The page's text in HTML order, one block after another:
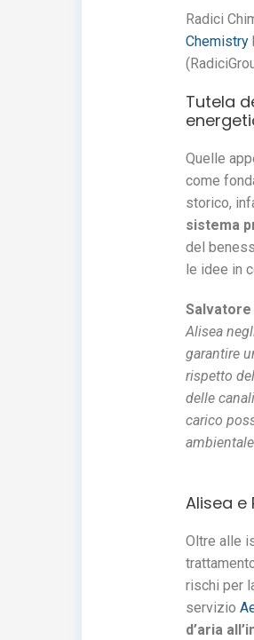
Radici
Chemistry
Tutela
Quelle
come
storico,
sistema
del
le idee in
Salvatore
Alisea
garantire
rispetto
delle
carico
ambientale
Alisea e
Oltre alle
rischi per
servizio
d’aria